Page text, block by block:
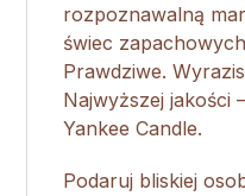
rozpoznawalną
świec
Prawdziwe.
Najwyższej jakości
Yankee Candle.
Podaruj bliskiej